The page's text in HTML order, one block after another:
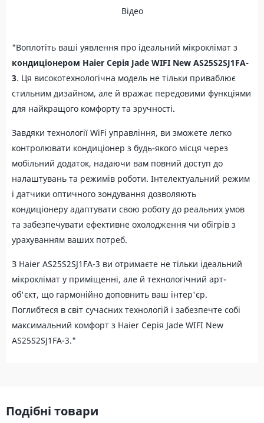
Відео
"Воплотіть ваші уявлення про ідеальний мікроклімат з
кондиціонером Haier Серія Jade WIFI New AS25S2SJ1FA-
3. Ця високотехнологічна модель не тільки приваблює
стильним дизайном, але й вражає передовими функціями
для найкращого комфорту та зручності.
Завдяки технології WiFi управління, ви зможете легко
контролювати кондиціонер з будь-якого місця через
мобільний додаток, надаючи вам повний доступ до
налаштувань та режимів роботи. Інтелектуальний режим
і датчики оптичного зондування дозволяють
кондиціонеру адаптувати свою роботу до реальних умов
та забезпечувати ефективне охолодження чи обігрів з
урахуванням ваших потреб.
З Haier AS25S2SJ1FA-3 ви отримаєте не тільки ідеальний
мікроклімат у приміщенні, але й технологічний арт-
об'єкт, що гармонійно доповнить ваш інтер'єр.
Поглибтеся в світ сучасних технологій і забезпечте собі
максимальний комфорт з Haier Серія Jade WIFI New
AS25S2SJ1FA-3."
Подібні товари